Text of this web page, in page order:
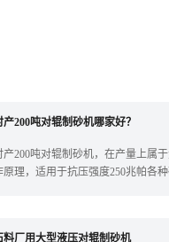
产200吨对辊制砂机哪家好？
产200吨对辊制砂机，在产量上属
原理，适用于抗压强度250兆帕各
料厂用大型液压对辊制砂机